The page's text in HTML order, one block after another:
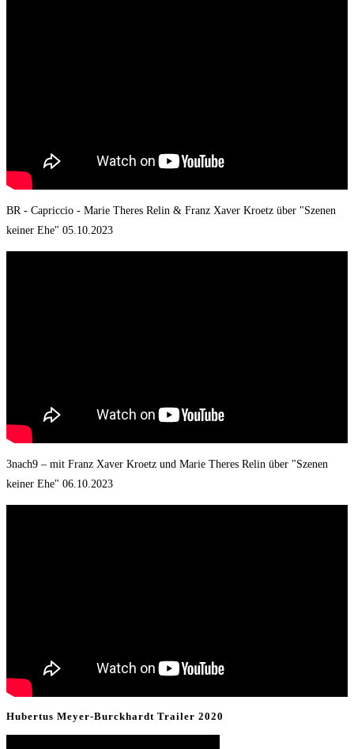
BR - Capriccio - Marie Theres Relin & Franz Xaver Kroetz über "Szenen
keiner Ehe" 05.10.2023
3nach9 – mit Franz Xaver Kroetz und Marie Theres Relin über "Szenen
keiner Ehe" 06.10.2023
Hubertus Meyer-Burckhardt Trailer 2020